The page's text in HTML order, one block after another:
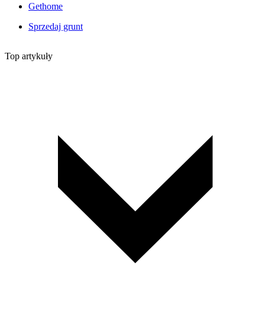
Gethome
Sprzedaj grunt
Top artykuły